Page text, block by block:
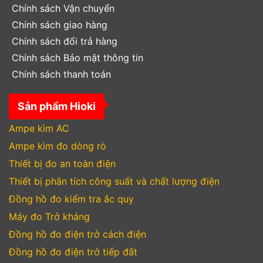
Chính sách Vận chuyển
Chính sách giao hàng
Chính sách đổi trả hàng
Chính sách Bảo mật thông tin
Chính sách thanh toán
Sản phẩm Hioki
Ampe kìm AC
Ampe kìm đo dòng rò
Thiết bị đo an toàn điện
Thiết bị phân tích công suất và chất lượng điện
Đồng hồ đo kiểm tra ắc quy
Máy đo Trở kháng
Đồng hồ đo điện trở cách điện
Đồng hồ đo điện trở tiếp đất